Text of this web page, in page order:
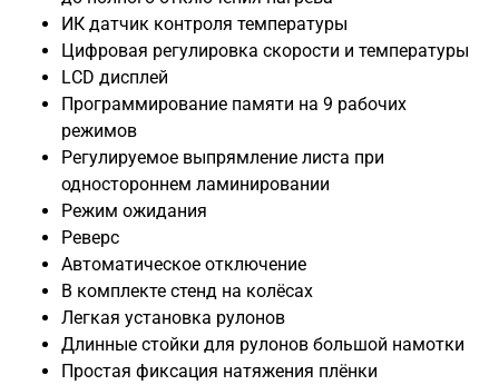
ИК датчик контроля температуры
Цифровая регулировка скорости и температуры
LСD дисплей
Программирование памяти на 9 рабочих
режимов
Регулируемое выпрямление листа при
одностороннем ламинировании
Режим ожидания
Реверс
Автоматическое отключение
В комплекте стенд на колёсах
Легкая установка рулонов
Длинные стойки для рулонов большой намотки
Простая фиксация натяжения плёнки